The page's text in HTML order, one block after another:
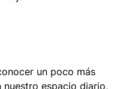
un poco más
espacio diario,